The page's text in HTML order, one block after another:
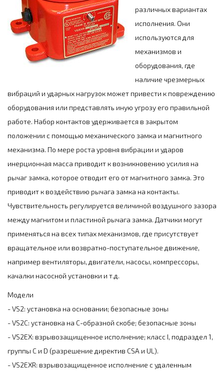
различных вариантах
исполнения. Они
используются для
механизмов и
оборудования, где
наличие чрезмерных
вибраций и ударных нагрузок может привести к повреждению
оборудования или представлять иную угрозу его правильной
работе. Набор контактов удерживается в закрытом
положении с помощью механического замка и магнитного
механизма. По мере роста уровня вибрации и ударов
инерционная масса приводит к возникновению усилия на
рычаг замка, которое отводит его от магнитного замка. Это
приводит к воздействию рычага замка на контакты.
Чувствительность регулируется величиной воздушного зазора
между магнитом и пластиной рычага замка. Датчики могут
применяться на всех типах механизмов, где присутствует
вращательное или возвратно-поступательное движение,
например вентиляторы, двигатели, насосы, компрессоры,
качалки насосной установки и т.д.
Модели
- VS2: установка на основании; безопасные зоны
- VS2C: установка на С-образной скобе; безопасные зоны
- VS2EX: взрывозащищенное исполнение; класс I, подраздел 1,
группы C и D (разрешение директив CSA и UL).
- VS2EXR: взрывозащищенное исполнение с удаленным